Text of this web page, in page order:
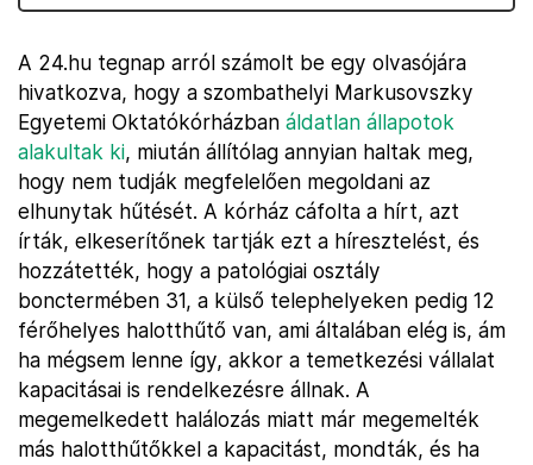
A 24.hu tegnap arról számolt be egy olvasójára
hivatkozva, hogy a szombathelyi Markusovszky
Egyetemi Oktatókórházban áldatlan állapotok
alakultak ki, miután állítólag annyian haltak meg,
hogy nem tudják megfelelően megoldani az
elhunytak hűtését. A kórház cáfolta a hírt, azt
írták, elkeserítőnek tartják ezt a híresztelést, és
hozzátették, hogy a patológiai osztály
bonctermében 31, a külső telephelyeken pedig 12
férőhelyes halotthűtő van, ami általában elég is, ám
ha mégsem lenne így, akkor a temetkezési vállalat
kapacitásai is rendelkezésre állnak. A
megemelkedett halálozás miatt már megemelték
más halotthűtőkkel a kapacitást, mondták, és ha